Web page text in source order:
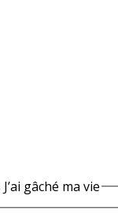
gâché ma vie